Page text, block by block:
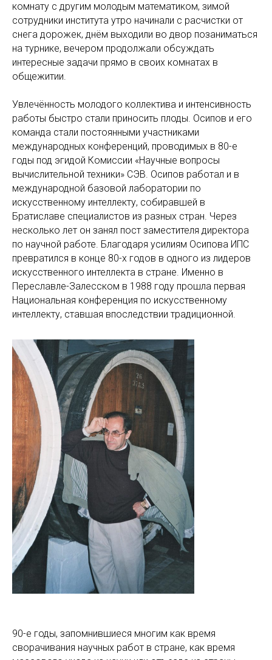
комнату с другим молодым математиком, зимой
сотрудники института утро начинали с расчистки от
снега дорожек, днём выходили во двор позаниматься
на турнике, вечером продолжали обсуждать
интересные задачи прямо в своих комнатах в
общежитии.
Увлечённость молодого коллектива и интенсивность
работы быстро стали приносить плоды. Осипов и его
команда стали постоянными участниками
международных конференций, проводимых в 80-е
годы под эгидой Комиссии «Научные вопросы
вычислительной техники» СЭВ. Осипов работал и в
международной базовой лаборатории по
искусственному интеллекту, собиравшей в
Братиславе специалистов из разных стран. Через
несколько лет он занял пост заместителя директора
по научной работе. Благодаря усилиям Осипова ИПС
превратился в конце 80-х годов в одного из лидеров
искусственного интеллекта в стране. Именно в
Переславле-Залесском в 1988 году прошла первая
Национальная конференция по искусственному
интеллекту, ставшая впоследствии традиционной.
90-е годы, запомнившиеся многим как время
сворачивания научных работ в стране, как время